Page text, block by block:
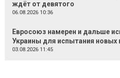
ждёт от девятого
06.08.2026 10:36
Евросоюз намерен и дальше
Украины для испытания новых
03.08.2026 11:45